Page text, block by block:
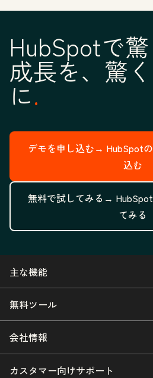
HubSpotで
成長を、驚
に
デモを申し込む→ HubSpot
込む
無料で試してみる→
てみる
主な機能
無料ツール
会社情報
カスタマー向けサポート